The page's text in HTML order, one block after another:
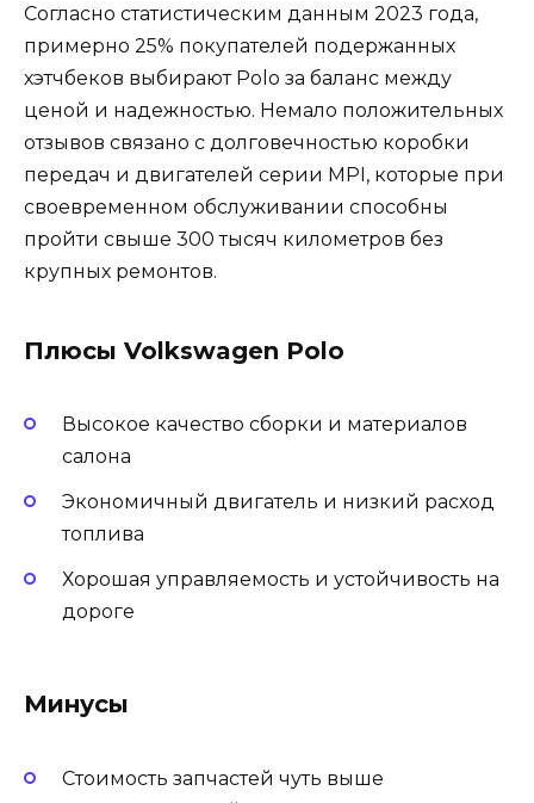
Согласно статистическим данным 2023 года,
примерно 25% покупателей подержанных
хэтчбеков выбирают Polo за баланс между
ценой и надежностью. Немало положительных
отзывов связано с долговечностью коробки
передач и двигателей серии MPI, которые при
своевременном обслуживании способны
пройти свыше 300 тысяч километров без
крупных ремонтов.
Плюсы Volkswagen Polo
Высокое качество сборки и материалов
салона
Экономичный двигатель и низкий расход
топлива
Хорошая управляемость и устойчивость на
дороге
Минусы
Стоимость запчастей чуть выше